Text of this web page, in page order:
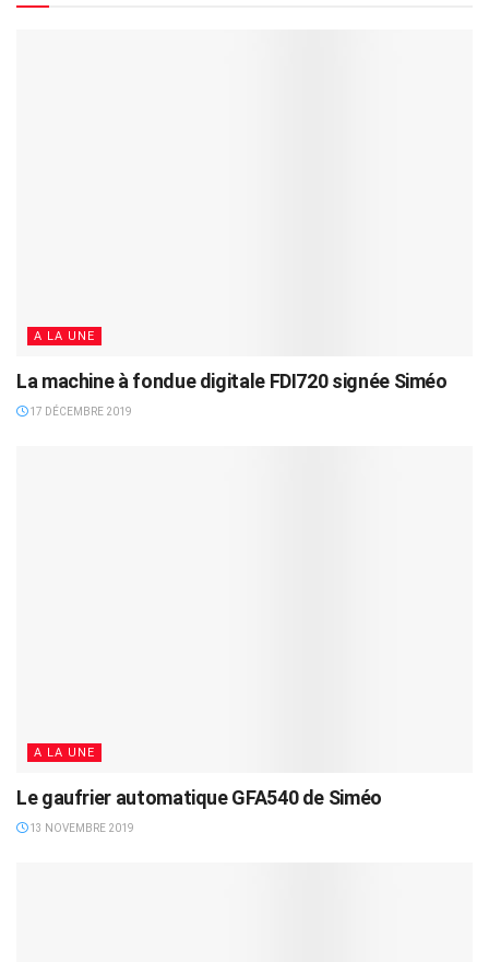
A LA UNE
La machine à fondue digitale FDI720 signée Siméo
17 DÉCEMBRE 2019
A LA UNE
Le gaufrier automatique GFA540 de Siméo
13 NOVEMBRE 2019